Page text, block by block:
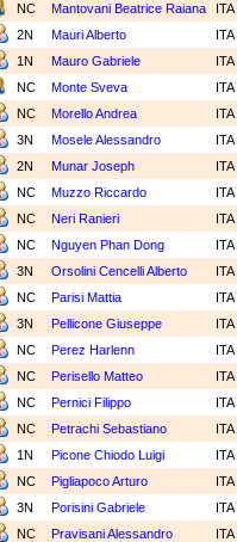
NC Mantovani Beatrice Raiana
ITA
2N Mauri Alberto
ITA
1N Mauro Gabriele
ITA
NC Monte Sveva
ITA
NC Morello Andrea
ITA
3N Mosele Alessandro
ITA
2N Munar Joseph
ITA
NC Muzzo Riccardo
ITA
NC Neri Ranieri
ITA
NC Nguyen Phan Dong
ITA
3N Orsolini Cencelli Alberto
ITA
NC Parisi Mattia
ITA
3N Pellicone Giuseppe
ITA
NC Perez Harlenn
ITA
NC Perisello Matteo
ITA
NC Pernici Filippo
ITA
NC Petrachi Sebastiano
ITA
1N Picone Chiodo Luigi
ITA
NC Pigliapoco Arturo
ITA
3N Porisini Gabriele
ITA
NC Pravisani Alessandro
ITA